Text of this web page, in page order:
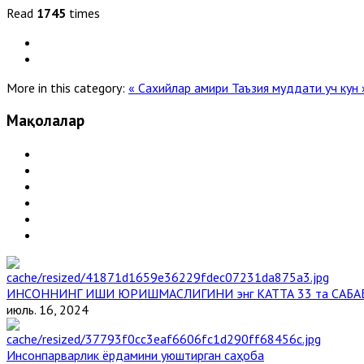
Read 1745 times
More in this category: « Сахийлар амири Таъзия муддати уч кун
Мақолалар
ИНСОННИНГ ИШИ ЮРИШМАСЛИГИНИ энг КАТТА 33 та
июль. 16, 2024
Инсонпарварлик ёрдамини уюштирган саҳоба